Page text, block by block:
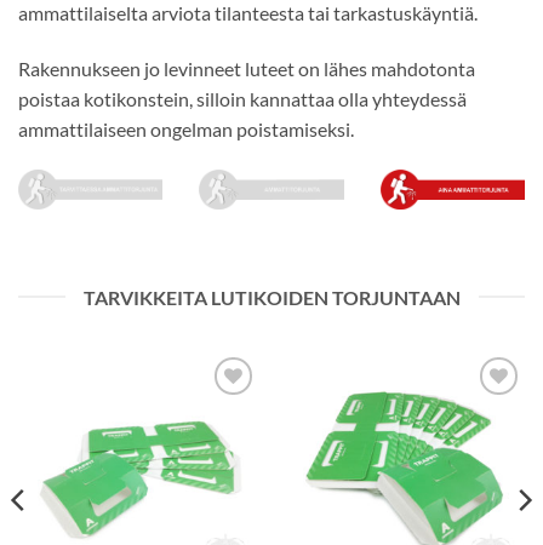
ammattilaiselta arviota tilanteesta tai tarkastuskäyntiä.
Rakennukseen jo levinneet luteet on lähes mahdotonta
poistaa kotikonstein, silloin kannattaa olla yhteydessä
ammattilaiseen ongelman poistamiseksi.
TARVIKKEITA LUTIKOIDEN TORJUNTAAN
toivelistalle
Lisää
toivelistalle